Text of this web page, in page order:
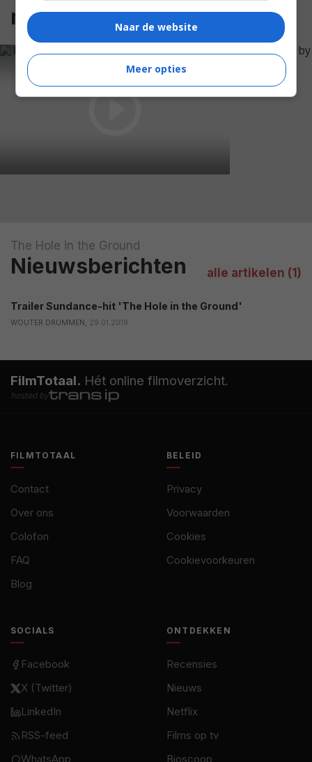
reviews
KREMODE AND MAYO - THE HOLE IN THE
GROUND REVIEWED BY MARK KERMODE
alle artikelen (1)
The Hole in the Ground
Nieuwsberichten
Trailer Sundance-hit 'The Hole in the Ground'
WOUTER DRUMMEN, 29.01.2019
FilmTotaal. Hét online filmoverzicht.
hosted by
FILMTOTAAL
Contact
Over ons
Colofon
FAQ
Blog
BELEID
Privacy
Voorwaarden
Cookies
Cookievoorkeuren
SOCIALS
Facebook
X (Twitter)
LinkedIn
RSS-feed
WhatsApp
ONTDEKKEN
Recensies
Nieuws
Netflix
Films op tv
Bioscoop
Naar de website
Meer opties